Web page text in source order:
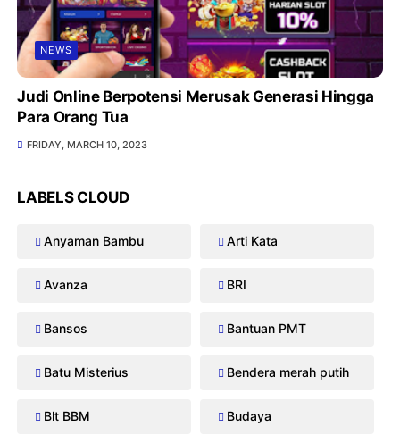
NEWS
Judi Online Berpotensi Merusak Generasi Hingga
Para Orang Tua
FRIDAY, MARCH 10, 2023
LABELS CLOUD
Anyaman Bambu Arti Kata
Avanza BRI
Bansos Bantuan PMT
Batu Misterius Bendera merah putih
Blt BBM Budaya